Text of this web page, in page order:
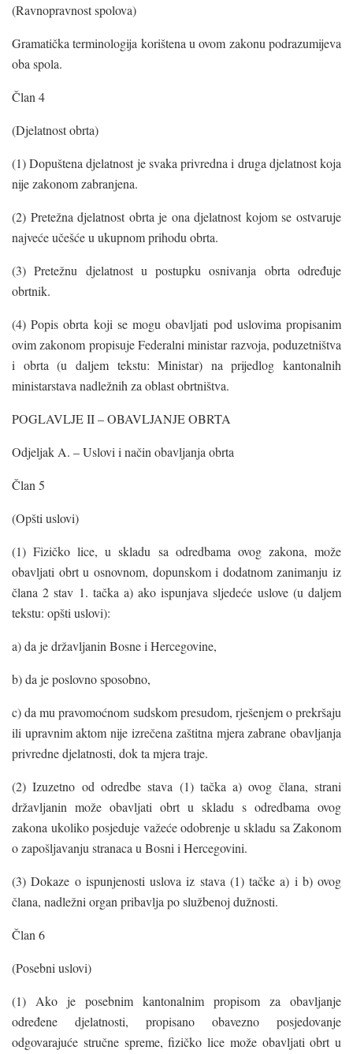
(Ravnopravnost spolova)
Gramatička terminologija korištena u ovom zakonu podrazumijeva
oba spola.
Član 4
(Djelatnost obrta)
(1) Dopuštena djelatnost je svaka privredna i druga djelatnost koja
nije zakonom zabranjena.
(2) Pretežna djelatnost obrta je ona djelatnost kojom se ostvaruje
najveće učešće u ukupnom prihodu obrta.
(3) Pretežnu djelatnost u postupku osnivanja obrta određuje
obrtnik.
(4) Popis obrta koji se mogu obavljati pod uslovima propisanim
ovim zakonom propisuje Federalni ministar razvoja, poduzetništva
i obrta (u daljem tekstu: Ministar) na prijedlog kantonalnih
ministarstava nadležnih za oblast obrtništva.
POGLAVLJE II – OBAVLJANJE OBRTA
Odjeljak A. – Uslovi i način obavljanja obrta
Član 5
(Opšti uslovi)
(1) Fizičko lice, u skladu sa odredbama ovog zakona, može
obavljati obrt u osnovnom, dopunskom i dodatnom zanimanju iz
člana 2 stav 1. tačka a) ako ispunjava sljedeće uslove (u daljem
tekstu: opšti uslovi):
a) da je državljanin Bosne i Hercegovine,
b) da je poslovno sposobno,
c) da mu pravomoćnom sudskom presudom, rješenjem o prekršaju
ili upravnim aktom nije izrečena zaštitna mjera zabrane obavljanja
privredne djelatnosti, dok ta mjera traje.
(2) Izuzetno od odredbe stava (1) tačka a) ovog člana, strani
državljanin može obavljati obrt u skladu s odredbama ovog
zakona ukoliko posjeduje važeće odobrenje u skladu sa Zakonom
o zapošljavanju stranaca u Bosni i Hercegovini.
(3) Dokaze o ispunjenosti uslova iz stava (1) tačke a) i b) ovog
člana, nadležni organ pribavlja po službenoj dužnosti.
Član 6
(Posebni uslovi)
(1) Ako je posebnim kantonalnim propisom za obavljanje
određene djelatnosti, propisano obavezno posjedovanje
odgovarajuće stručne spreme, fizičko lice može obavljati obrt u